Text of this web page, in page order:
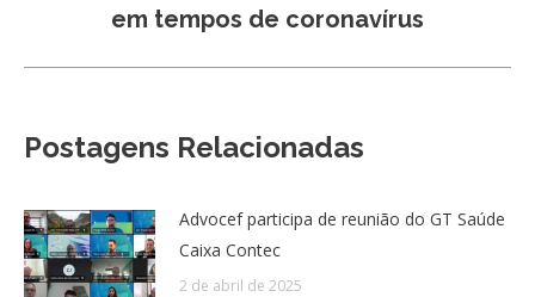
post:
em tempos de coronavírus
Postagens Relacionadas
Advocef participa de reunião do GT Saúde
Caixa Contec
2 de abril de 2025